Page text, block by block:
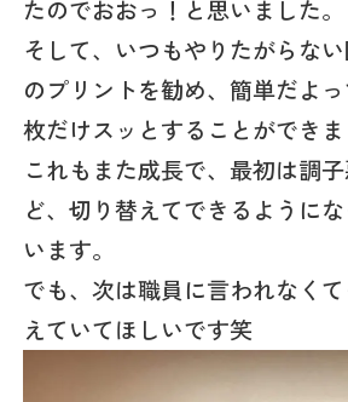
たのでおおっ！と思いました。
そして、いつもやりたがらな
のプリントを勧め、簡単だよ
枚だけスッとすることができま
これもまた成長で、最初は調
ど、切り替えてできるように
います。
でも、次は職員に言われなく
えていてほしいです笑